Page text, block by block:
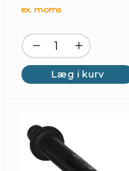
ex. moms
Læg i kurv